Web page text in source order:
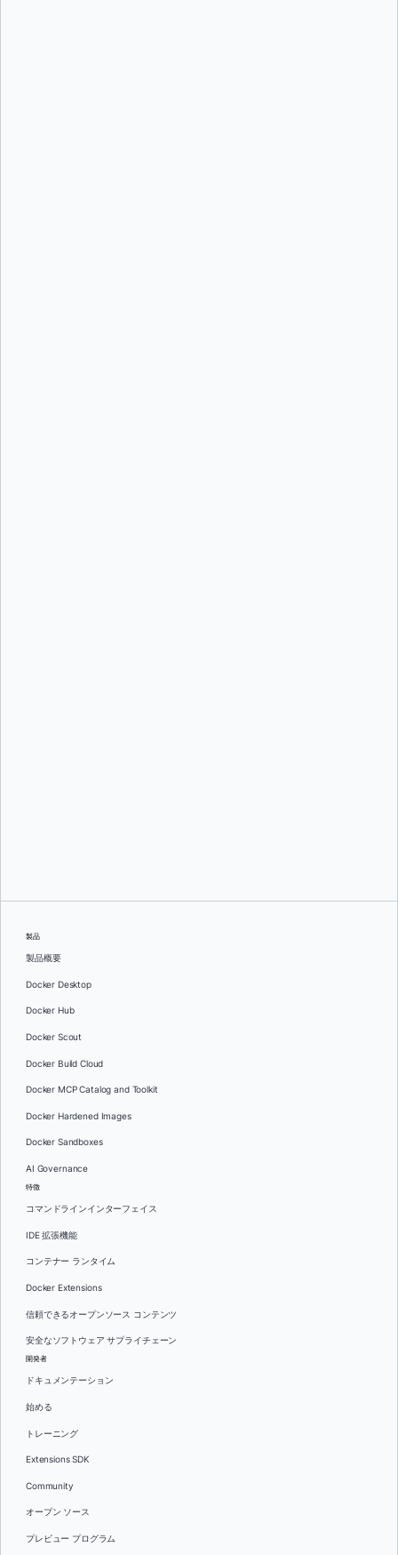
製品
製品概要
Docker Desktop
Docker Hub
Docker Scout
Docker Build Cloud
Docker MCP Catalog and Toolkit
Docker Hardened Images
Docker Sandboxes
AI Governance
特徴
コマンドラインインターフェイス
IDE 拡張機能
コンテナー ランタイム
Docker Extensions
信頼できるオープンソース コンテンツ
安全なソフトウェア サプライチェーン
開発者
ドキュメンテーション
始める
トレーニング
Extensions SDK
Community
オープン ソース
プレビュー プログラム